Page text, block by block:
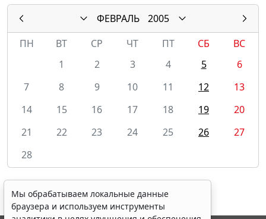
ФЕВРАЛЬ
2005
ПН
ВТ СР ЧТ ПТ СБ
ВС
1
2 3 4 5
6
7
8 9 10 11 12
13
14
15 16 17 18 19
20
21
22 23 24 25 26
27
28
Мы обрабатываем локальные данные
браузера и используем инструменты